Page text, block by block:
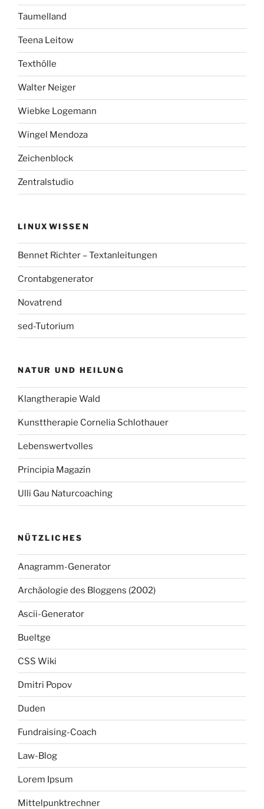
Taumelland
Teena Leitow
Texthölle
Walter Neiger
Wiebke Logemann
Wingel Mendoza
Zeichenblock
Zentralstudio
LINUXWISSEN
Bennet Richter – Textanleitungen
Crontabgenerator
Novatrend
sed-Tutorium
NATUR UND HEILUNG
Klangtherapie Wald
Kunsttherapie Cornelia Schlothauer
Lebenswertvolles
Principia Magazin
Ulli Gau Naturcoaching
NÜTZLICHES
Anagramm-Generator
Archäologie des Bloggens (2002)
Ascii-Generator
Bueltge
CSS Wiki
Dmitri Popov
Duden
Fundraising-Coach
Law-Blog
Lorem Ipsum
Mittelpunktrechner